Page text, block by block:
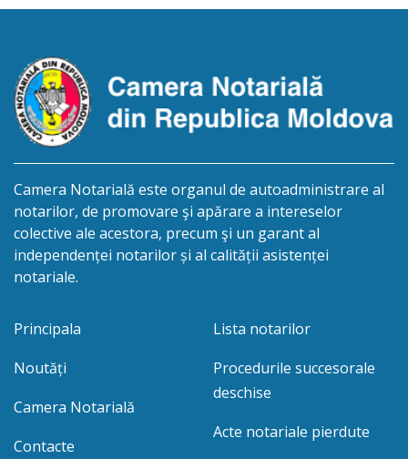
biroului la adresa: R.Moldova, or.Sîngerei,
procedurii succesorale în urma decesului
cet.Dumbrava Nadejda, cetățeană moldoveană, a.n.
20 aprilie […]
Camera Notarială este organul de autoadministrare al
notarilor, de promovare şi apărare a intereselor
colective ale acestora, precum şi un garant al
independenței notarilor și al calității asistenței
notariale.
Principala
Noutăți
Camera Notarială
Contacte
Lista notarilor
Procedurile succesorale
deschise
Acte notariale pierdute